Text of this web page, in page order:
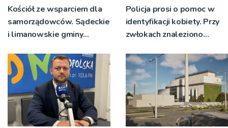
Kościół ze wsparciem dla
samorządowców. Sądeckie
i limanowskie gminy
rozporządzeniu o
transkrypcji
Policja prosi o pomoc w
identyfikacji kobiety. Przy
zwłokach znaleziono